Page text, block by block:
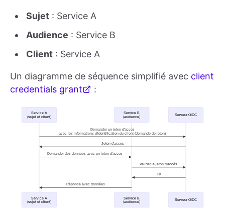
Sujet : Service A
Audience : Service B
Client : Service A
Un diagramme de séquence simplifié avec client
credentials grant
: